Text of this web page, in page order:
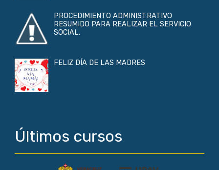
PROCEDIMIENTO ADMINISTRATIVO
RESUMIDO PARA REALIZAR EL SERVICIO
SOCIAL.
FELIZ DÍA DE LAS MADRES
Últimos cursos